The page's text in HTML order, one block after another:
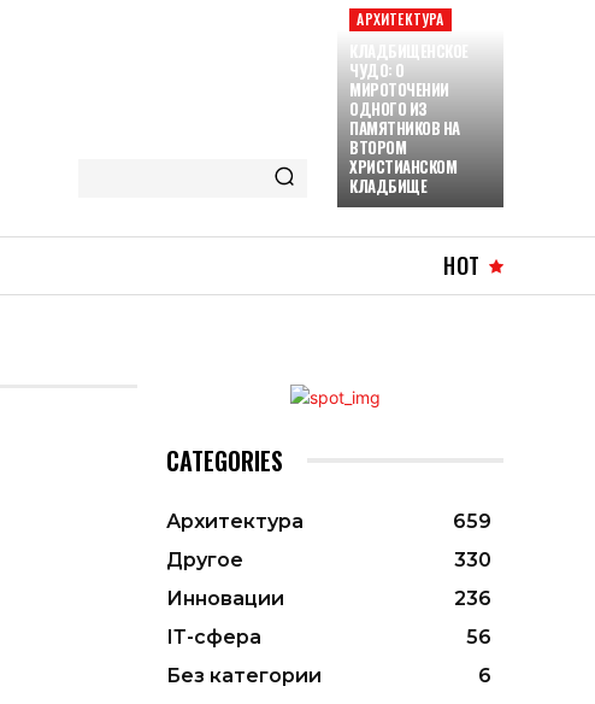
АРХИТЕКТУРА
КЛАДБИЩЕНСКОЕ
ЧУДО: О
МИРОТОЧЕНИИ
ОДНОГО ИЗ
ПАМЯТНИКОВ НА
ВТОРОМ
ХРИСТИАНСКОМ
КЛАДБИЩЕ
HOT
CATEGORIES
Архитектура
659
Другое
330
Инновации
236
ІТ-сфера
56
Без категории
6